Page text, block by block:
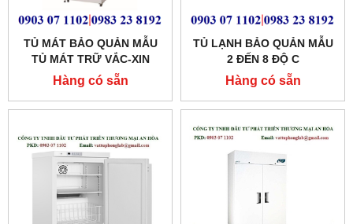
TỦ MÁT BẢO QUẢN MẪU
TỦ MÁT TRỮ VẮC-XIN
BIOBASE
Hàng có sẵn
TỦ LẠNH BẢO QUẢN MẪU
2 ĐẾN 8 ĐỘ C
Hàng có sẵn